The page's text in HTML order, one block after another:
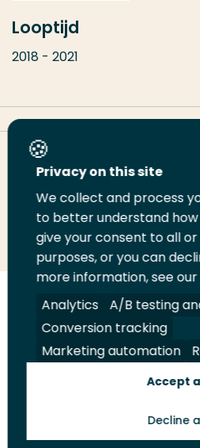
Looptijd
2018 - 2021
Deel deze pagina
Deel
LinkedIn
Deel
op
Twitter
Deel
op
Facebook
Email
deze
pagina
Volg
ons
op
LinkedIn
Volg
ons
op
Facebook
Volg
ons
op
YouTube
Volg
ons
op
Instagram
Juridisch Security A-
Toekomstmakers
Privacy on this site
We collect and process
to better understand how
give your consent to all
purposes, or you can
more information, see
Analytics
A/B testing
Conversion tracking
Marketing automation
Accept
Decline